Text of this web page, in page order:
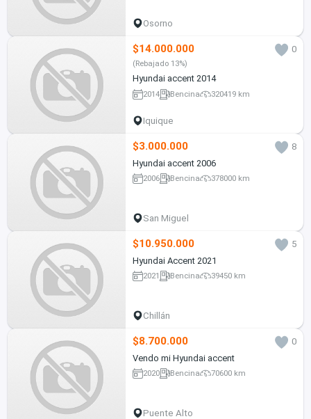
Osorno
$14.000.000 0
(Rebajado 13%)
Hyundai accent 2014
2014 Bencina 320419 km
Iquique
$3.000.000
8
Hyundai accent 2006
2006 Bencina 378000 km
San Miguel
$10.950.000
5
Hyundai Accent 2021
2021 Bencina 39450 km
Chillán
$8.700.000
0
Vendo mi Hyundai accent
2020 Bencina 70600 km
Puente Alto